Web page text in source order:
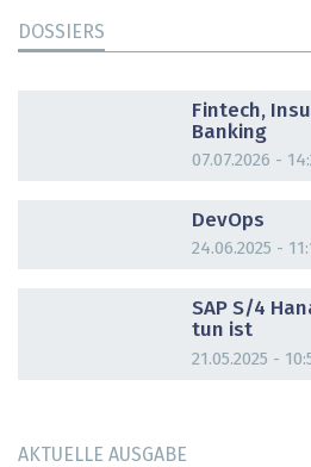
DOSSIERS
Fintech,
Banking
07.07.2026 -
DevOps
24.06.2025 -
SAP S/4
tun ist
21.05.2025 -
AKTUELLE AUSGABE